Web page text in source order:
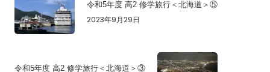
令和5年度 高2 修学旅行＜北海道＞⑤
2023年9月29日
令和5年度 高2 修学旅行＜北海道＞③